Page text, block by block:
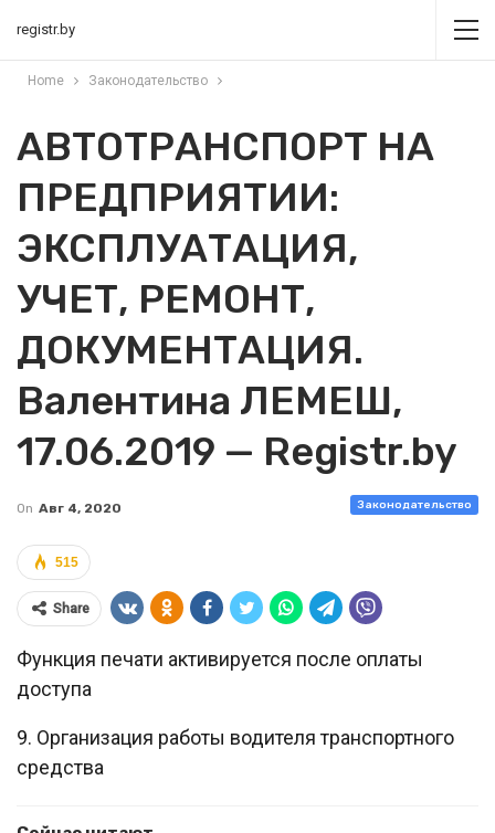
registr.by
Home Законодательство
АВТОТРАНСПОРТ НА
ПРЕДПРИЯТИИ:
ЭКСПЛУАТАЦИЯ,
УЧЕТ, РЕМОНТ,
ДОКУМЕНТАЦИЯ.
Валентина ЛЕМЕШ,
17.06.2019 — Registr.by
Законодательство
On Авг 4, 2020
515
Share
Функция печати активируется после оплаты
доступа
9. Организация работы водителя транспортного
средства